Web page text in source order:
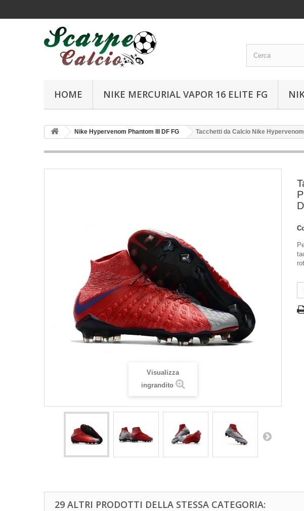
HOME NIKE MERCURIAL VAPOR 16 ELITE FG
Nike Hypervenom Phantom III DF FG Tacchetti da Calcio Nike
Visualizza
ingrandito
29 ALTRI PRODOTTI DELLA STESSA CATEGORIA: